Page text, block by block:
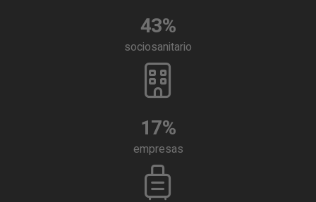
sociosanitario
43%
empresas
17%